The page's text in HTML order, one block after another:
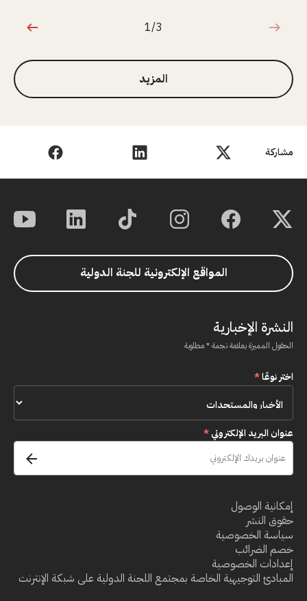
مشاركة
1 من 3
1/3
المزيد
المواقع الإلكترونية للجنة الدولية
النشرة الإخبارية
الحقول المميزة بعلامة نجمة * مطلوبة
اختر نوعًا*
عنوان البريد الإلكتروني*
إمكانية الوصول
حقوق النشر
سياسة الخصوصية
خصم الضرائب
إعدادات الخصوصية
المبادئ التوجيهية الخاصة بمجتمع اللجنة الدولية على شبكة الإنترنت